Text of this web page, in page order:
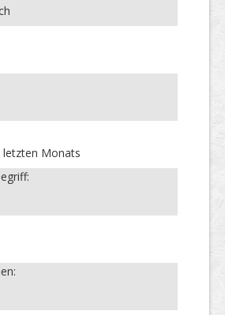
letzten Monats